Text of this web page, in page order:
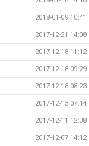
2018-01-09 10:41
2017-12-21 14:08
2017-12-18 11:12
2017-12-18 09:29
2017-12-18 08:23
2017-12-15 07:14
2017-12-11 12:38
2017-12-07 14:12